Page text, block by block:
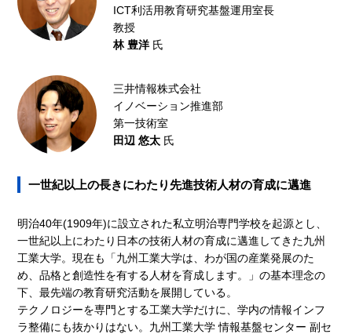
ICT利活用教育研究基盤運用室長
教授
林 豊洋氏
三井情報株式会社
イノベーション推進部
第一技術室
田辺 悠太 氏
一世紀以上の長きにわたり先進技術人材の育成に邁進
明治40年(1909年)に設立された私立明治専門学校を起源とし、
一世紀以上にわたり日本の技術人材の育成に邁進してきた九州
工業大学。現在も「九州工業大学は、わが国の産業発展のた
め、品格と創造性を有する人材を育成します。」の基本理念の
下、最先端の教育研究活動を展開している。
テクノロジーを専門とする工業大学だけに、学内の情報インフ
ラ整備にも抜かりはない。九州工業大学 情報基盤センター 副セ